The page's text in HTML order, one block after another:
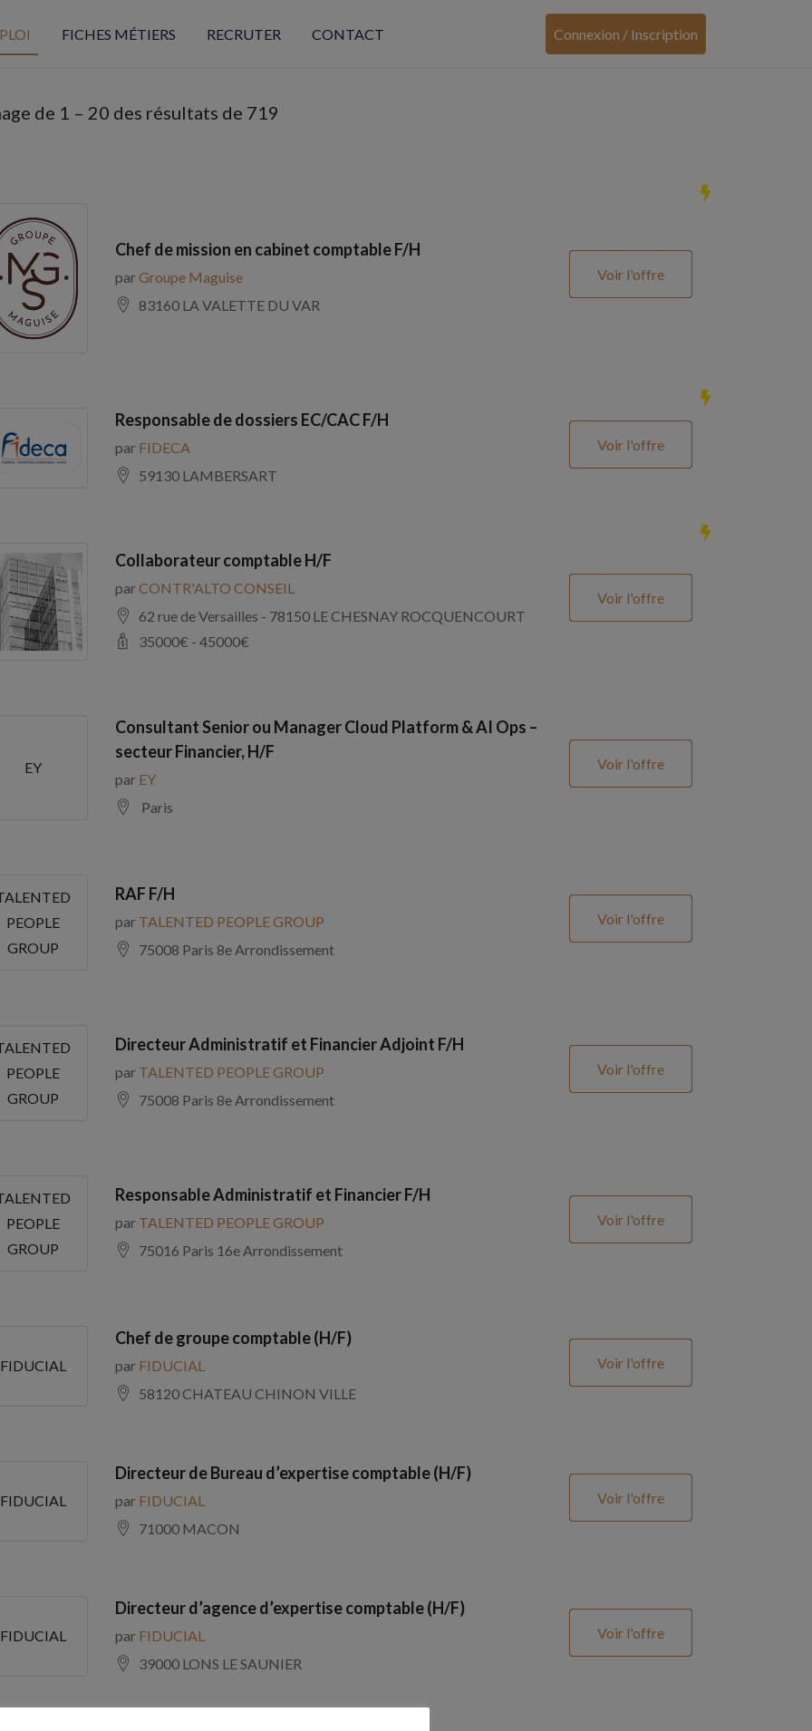
FICHES MÉTIERS RECRUTER CONTACT Connexion / Inscription
de 1 – 20 des résultats de 719
Chef de mission en cabinet comptable F/H
parGroupe Maguise
83160 LA VALETTE DU VAR
Voir l'offre
Responsable de dossiers EC/CAC F/H
par FIDECA
59130 LAMBERSART
Voir l'offre
Collaborateur comptable H/F
parCONTR'ALTO CONSEIL
62 rue de Versailles - 78150 LE CHESNAY ROCQUENCOURT
35000€ - 45000€
Voir l'offre
EY
Consultant Senior ou Manager Cloud Platform & AI Ops –
secteur Financier, H/F
par EY
Paris
Voir l'offre
PEOPLE
GROUP
RAF F/H
par TALENTED PEOPLE GROUP
75008 Paris 8e Arrondissement
Voir l'offre
PEOPLE
GROUP
Directeur Administratif et Financier Adjoint F/H
par TALENTED PEOPLE GROUP
75008 Paris 8e Arrondissement
Voir l'offre
PEOPLE
GROUP
Responsable Administratif et Financier F/H
par TALENTED PEOPLE GROUP
75016 Paris 16e Arrondissement
Voir l'offre
FIDUCIAL
Chef de groupe comptable (H/F)
par FIDUCIAL
58120 CHATEAU CHINON VILLE
Voir l'offre
FIDUCIAL
Directeur de Bureau d’expertise comptable (H/F)
par FIDUCIAL
71000 MACON
Voir l'offre
FIDUCIAL
Directeur d’agence d’expertise comptable (H/F)
par FIDUCIAL
39000 LONS LE SAUNIER
Voir l'offre